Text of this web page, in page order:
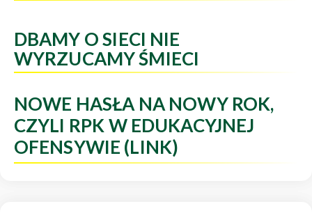
DBAMY O SIECI NIE
WYRZUCAMY ŚMIECI
NOWE HASŁA NA NOWY ROK,
CZYLI RPK W EDUKACYJNEJ
OFENSYWIE (LINK)